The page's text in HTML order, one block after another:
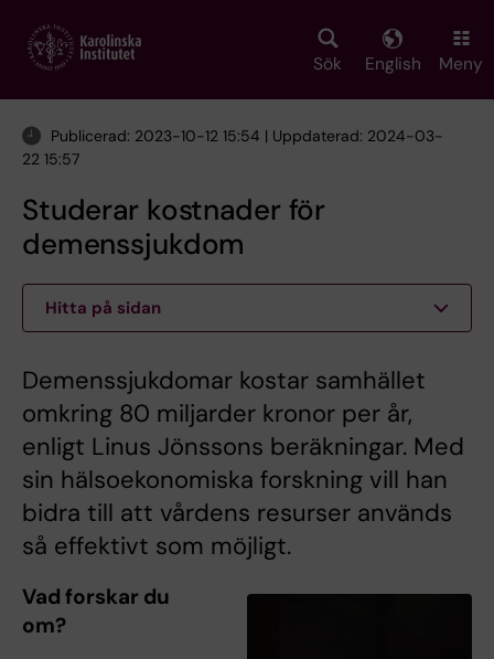
main
Sök English Meny
Publicerad: 2023-10-12 15:54 | Uppdaterad: 2024-03-
22 15:57
Studerar kostnader för
demenssjukdom
Hitta på sidan
Demenssjukdomar kostar samhället
omkring 80 miljarder kronor per år,
enligt Linus Jönssons beräkningar. Med
sin hälsoekonomiska forskning vill han
bidra till att vårdens resurser används
så effektivt som möjligt.
Vad forskar du
om?